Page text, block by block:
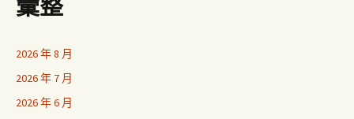
彙整
2026 年 8 月
2026 年 7 月
2026 年 6 月